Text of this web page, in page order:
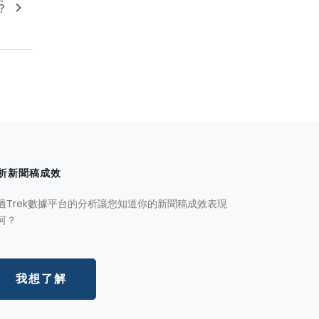
新聞稿成效
Trek數據平台的分析讓您知道你的新聞稿成效表現
？
我想了解